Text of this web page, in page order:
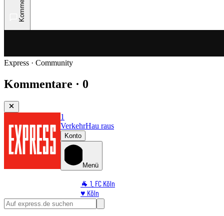
Express · Community
Kommentare · 0
1
VerkehrHau raus
Konto
Menü
🐐 1. FC Köln
♥️ Köln
⭐ Promi